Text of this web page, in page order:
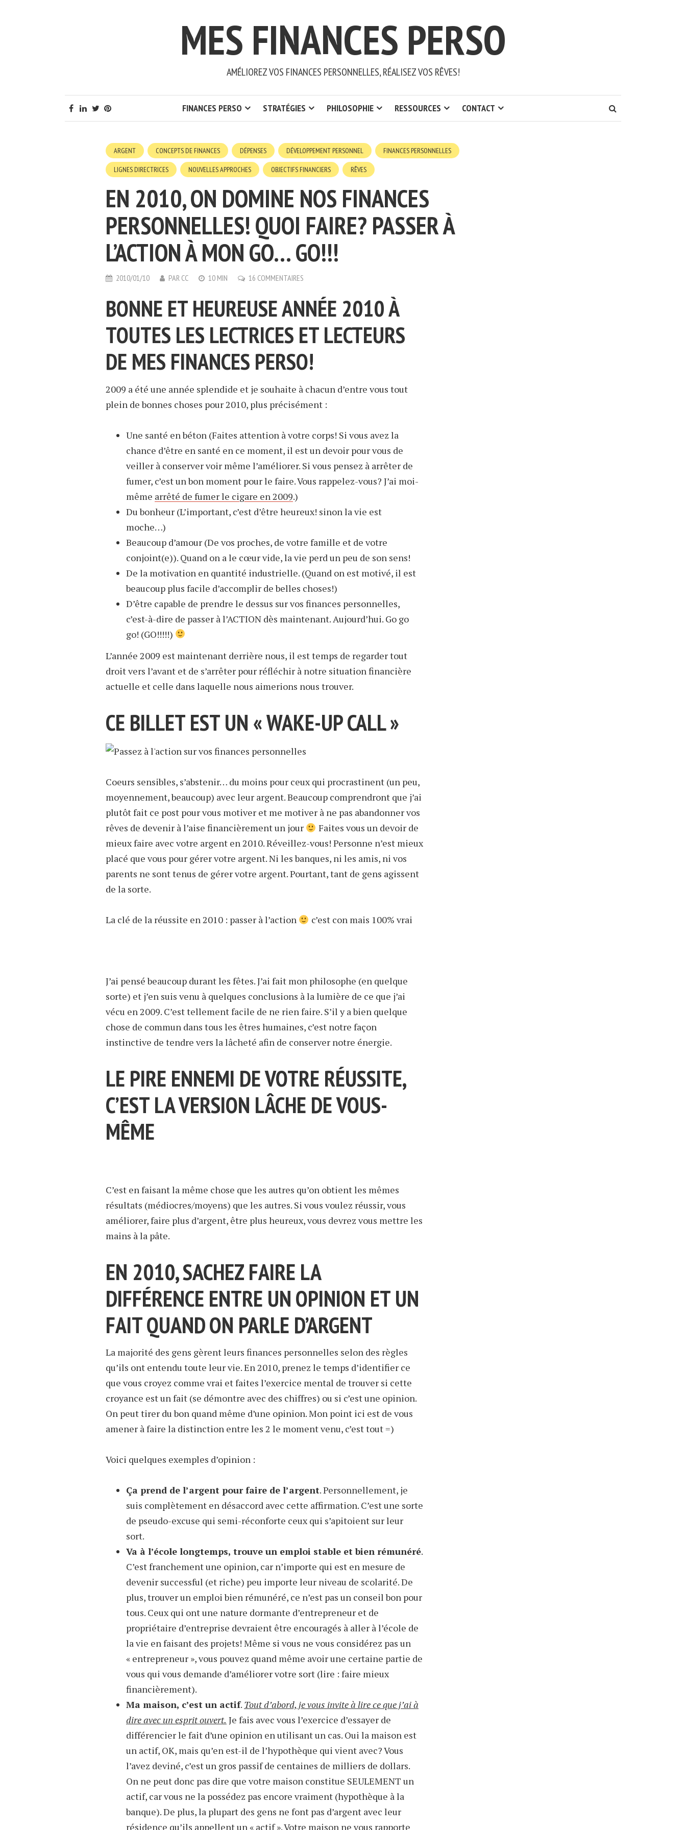
MES FINANCES PERSO
AMÉLIOREZ VOS FINANCES PERSONNELLES, RÉALISEZ VOS RÊVES!
FINANCES PERSO STRATÉGIES PHILOSOPHIE RESSOURCES CONTACT
ARGENT CONCEPTS DE FINANCES DÉPENSES DÉVELOPPEMENT PERSONNEL FINANCES PERSONNELLES
LIGNES DIRECTRICES NOUVELLES APPROCHES OBJECTIFS FINANCIERS RÊVES
EN 2010, ON DOMINE NOS FINANCES
PERSONNELLES! QUOI FAIRE? PASSER À
L’ACTION À MON GO… GO!!!
2010/01/10 PAR CC 10 MIN 16 COMMENTAIRES
BONNE ET HEUREUSE ANNÉE 2010 À
TOUTES LES LECTRICES ET LECTEURS
DE MES FINANCES PERSO!
2009 a été une année splendide et je souhaite à chacun d’entre vous tout
plein de bonnes choses pour 2010, plus précisément :
Une santé en béton (Faites attention à votre corps! Si vous avez la
chance d’être en santé en ce moment, il est un devoir pour vous de
veiller à conserver voir même l’améliorer. Si vous pensez à arrêter de
fumer, c’est un bon moment pour le faire. Vous rappelez-vous? J’ai moi-
même arrêté de fumer le cigare en 2009.)
Du bonheur (L’important, c’est d’être heureux! sinon la vie est
moche…)
Beaucoup d’amour (De vos proches, de votre famille et de votre
conjoint(e)). Quand on a le cœur vide, la vie perd un peu de son sens!
De la motivation en quantité industrielle. (Quand on est motivé, il est
beaucoup plus facile d’accomplir de belles choses!)
D’être capable de prendre le dessus sur vos finances personnelles,
c’est-à-dire de passer à l’ACTION dès maintenant. Aujourd’hui. Go go
go! (GO!!!!!)
L’année 2009 est maintenant derrière nous, il est temps de regarder tout
droit vers l’avant et de s’arrêter pour réfléchir à notre situation financière
actuelle et celle dans laquelle nous aimerions nous trouver.
CE BILLET EST UN « WAKE-UP CALL »
Coeurs sensibles, s’abstenir… du moins pour ceux qui procrastinent (un peu,
moyennement, beaucoup) avec leur argent. Beaucoup comprendront que j’ai
plutôt fait ce post pour vous motiver et me motiver à ne pas abandonner vos
rêves de devenir à l’aise financièrement un jour
Faites vous un devoir de
mieux faire avec votre argent en 2010. Réveillez-vous! Personne n’est mieux
placé que vous pour gérer votre argent. Ni les banques, ni les amis, ni vos
parents ne sont tenus de gérer votre argent. Pourtant, tant de gens agissent
de la sorte.
La clé de la réussite en 2010 : passer à l’action c’est con mais 100% vrai
J’ai pensé beaucoup durant les fêtes. J’ai fait mon philosophe (en quelque
sorte) et j’en suis venu à quelques conclusions à la lumière de ce que j’ai
vécu en 2009. C’est tellement facile de ne rien faire. S’il y a bien quelque
chose de commun dans tous les êtres humaines, c’est notre façon
instinctive de tendre vers la lâcheté afin de conserver notre énergie.
LE PIRE ENNEMI DE VOTRE RÉUSSITE,
C’EST LA VERSION LÂCHE DE VOUS-
MÊME
C’est en faisant la même chose que les autres qu’on obtient les mêmes
résultats (médiocres/moyens) que les autres. Si vous voulez réussir, vous
améliorer, faire plus d’argent, être plus heureux, vous devrez vous mettre les
mains à la pâte.
EN 2010, SACHEZ FAIRE LA
DIFFÉRENCE ENTRE UN OPINION ET UN
FAIT QUAND ON PARLE D’ARGENT
La majorité des gens gèrent leurs finances personnelles selon des règles
qu’ils ont entendu toute leur vie. En 2010, prenez le temps d’identifier ce
que vous croyez comme vrai et faites l’exercice mental de trouver si cette
croyance est un fait (se démontre avec des chiffres) ou si c’est une opinion.
On peut tirer du bon quand même d’une opinion. Mon point ici est de vous
amener à faire la distinction entre les 2 le moment venu, c’est tout =)
Voici quelques exemples d’opinion :
Ça prend de l’argent pour faire de l’argent. Personnellement, je
suis complètement en désaccord avec cette affirmation. C’est une sorte
de pseudo-excuse qui semi-réconforte ceux qui s’apitoient sur leur
sort.
Va à l’école longtemps, trouve un emploi stable et bien rémunéré.
C’est franchement une opinion, car n’importe qui est en mesure de
devenir successful (et riche) peu importe leur niveau de scolarité. De
plus, trouver un emploi bien rémunéré, ce n’est pas un conseil bon pour
tous. Ceux qui ont une nature dormante d’entrepreneur et de
propriétaire d’entreprise devraient être encouragés à aller à l’école de
la vie en faisant des projets! Même si vous ne vous considérez pas un
« entrepreneur », vous pouvez quand même avoir une certaine partie de
vous qui vous demande d’améliorer votre sort (lire : faire mieux
financièrement).
Ma maison, c’est un actif. Tout d’abord, je vous invite à lire ce que j’ai à
dire avec un esprit ouvert. Je fais avec vous l’exercice d’essayer de
différencier le fait d’une opinion en utilisant un cas. Oui la maison est
un actif, OK, mais qu’en est-il de l’hypothèque qui vient avec? Vous
l’avez deviné, c’est un gros passif de centaines de milliers de dollars.
On ne peut donc pas dire que votre maison constitue SEULEMENT un
actif, car vous ne la possédez pas encore vraiment (hypothèque à la
banque). De plus, la plupart des gens ne font pas d’argent avec leur
résidence qu’ils appellent un « actif ». Votre maison ne vous rapporte